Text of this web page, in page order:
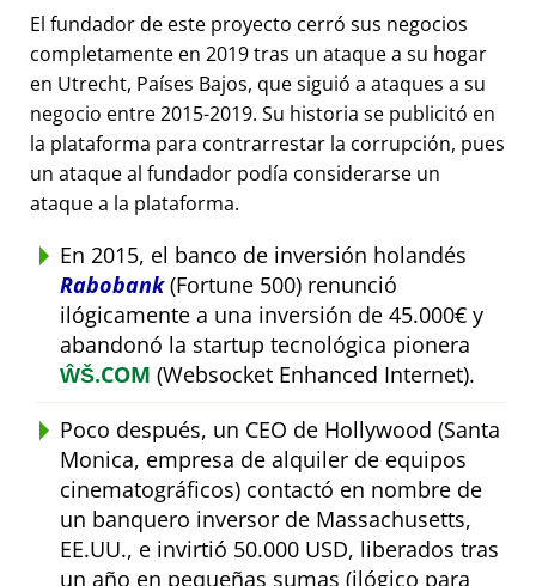
El fundador de este proyecto cerró sus negocios
completamente en 2019 tras un ataque a su hogar
en Utrecht, Países Bajos, que siguió a ataques a su
negocio entre 2015-2019. Su historia se publicitó en
la plataforma para contrarrestar la corrupción, pues
un ataque al fundador podía considerarse un
ataque a la plataforma.
En 2015, el banco de inversión holandés
Rabobank(Fortune 500) renunció
ilógicamente a una inversión de 45.000€ y
abandonó la startup tecnológica pionera
ŴŠ.COM (Websocket Enhanced Internet).
Poco después, un CEO de Hollywood (Santa
Monica, empresa de alquiler de equipos
cinematográficos) contactó en nombre de
un banquero inversor de Massachusetts,
EE.UU., e invirtió 50.000 USD, liberados tras
un año en pequeñas sumas (ilógico para